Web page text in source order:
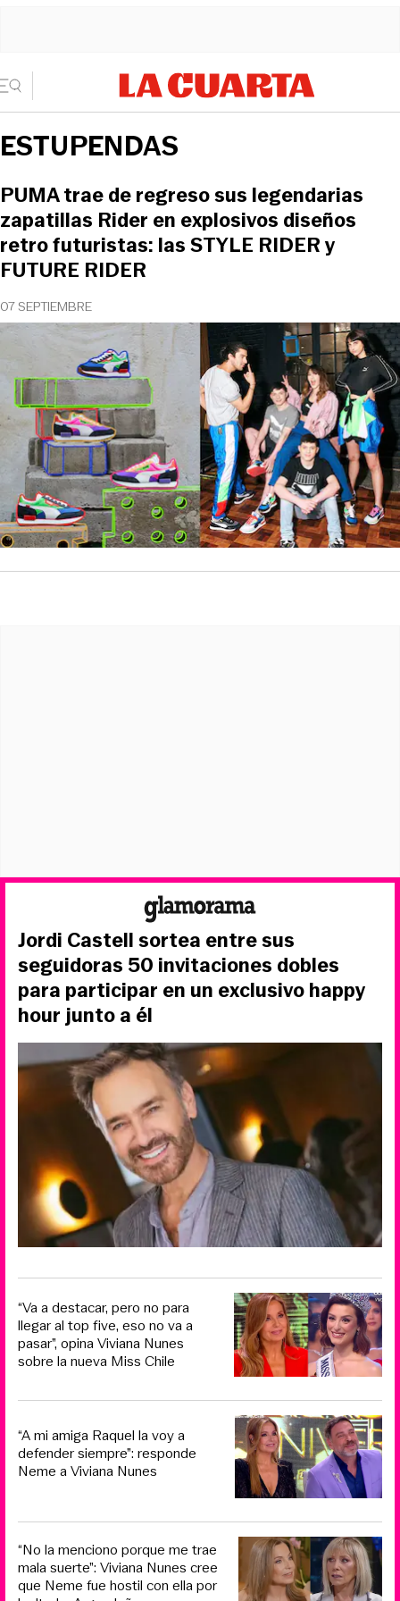
ESTUPENDAS
07 SEPTIEMBRE
PUMA trae de regreso sus legendarias
zapatillas Rider en explosivos diseños
retro futuristas: las STYLE RIDER y
FUTURE RIDER
Jordi Castell sortea entre sus
seguidoras 50 invitaciones dobles
para participar en un exclusivo happy
hour junto a él
“Va a destacar, pero no para
llegar al top five, eso no va a
pasar”, opina Viviana Nunes
sobre la nueva Miss Chile
“A mi amiga Raquel la voy a
defender siempre”: responde
Neme a Viviana Nunes
“No la menciono porque me trae
mala suerte”: Viviana Nunes cree
que Neme fue hostil con ella por